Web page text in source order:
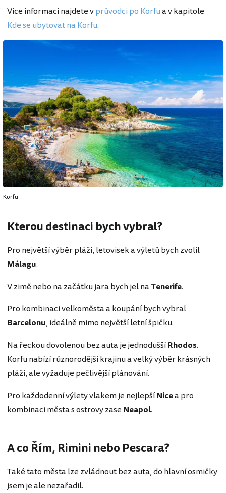
Více informací najdete vprůvodci po Korfua v kapitole
Kde se ubytovat na Korfu.
Korfu
Kterou destinaci bych vybral?
Pro největší výběr pláží, letovisek a výletů bych zvolil
Málagu.
V zimě nebo na začátku jara bych jel naTenerife.
Pro kombinaci velkoměsta a koupání bych vybral
Barcelonu, ideálně mimo největší letní špičku.
Na řeckou dovolenou bez auta je jednoduššíRhodos.
Korfu nabízí různorodější krajinu a velký výběr krásných
pláží, ale vyžaduje pečlivější plánování.
Pro každodenní výlety vlakem je nejlepšíNicea pro
kombinaci města s ostrovy zase Neapol.
A co Řím, Rimini nebo Pescara?
Také tato města lze zvládnout bez auta, do hlavní osmičky
jsem je ale nezařadil.